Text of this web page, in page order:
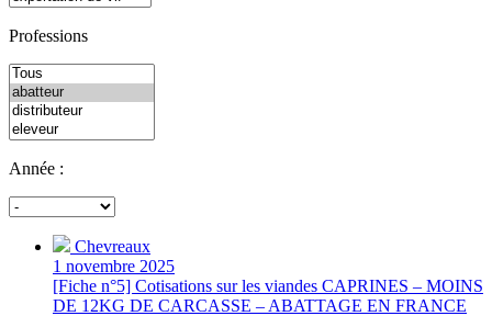
Professions
Année :
Chevreaux
1 novembre 2025
[Fiche n°5] Cotisations sur les viandes CAPRINES – MOINS
DE 12KG DE CARCASSE – ABATTAGE EN FRANCE